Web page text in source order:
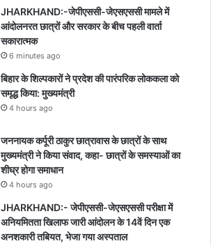
JHARKHAND:-जेपीएससी-जेएसएससी मामले में
आंदोलनरत छात्रों और सरकार के बीच पहली वार्ता
सकारात्मक
6 minutes ago
बिहार के शिल्पकारों ने प्रदेश की पारंपरिक लोककला को
समृद्ध किया: मुख्यमंत्री
4 hours ago
जननायक कर्पूरी ठाकुर छात्रावास के छात्रों के साथ
मुख्यमंत्री ने किया संवाद, कहा- छात्रों के समस्याओं का
शीघ्र होगा समाधान
4 hours ago
JHARKHAND:- जेपीएससी-जेएसएससी परीक्षा में
अनियमितता खिलाफ जारी आंदोलन के 14वें दिन एक
अनशकारी तबियत, भेजा गया अस्पताल